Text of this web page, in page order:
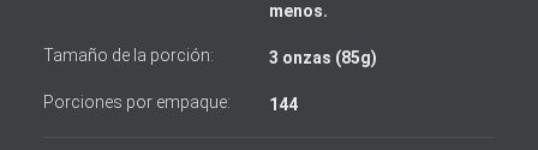
menos.
Tamaño de la porción: 3 onzas (85g)
Porciones por empaque: 144